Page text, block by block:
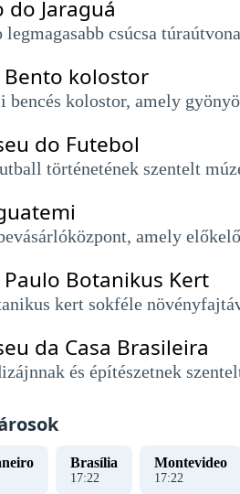
do Jaraguá
legmagasabb csúcsa
Bento kolostor
bencés kolostor, amely
do Futebol
történetének szentelt
amely
Paulo Botanikus Kert
kert sokféle
da Casa Brasileira
és építészetnek
Brasília
17:22
Montevideo
17:22